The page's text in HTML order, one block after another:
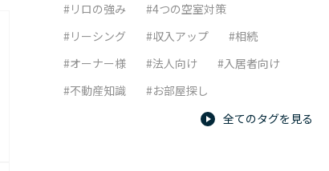
リロの強み
4つの空室対策
リーシング
収入アップ
相続
オーナー様
法人向け
入居者向け
不動産知識
お部屋探し
全てのタグを見る